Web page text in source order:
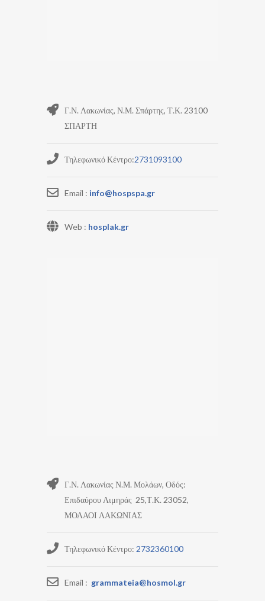
Γ.Ν. Λακωνίας, Ν.Μ. Σπάρτης, Τ.Κ. 23100
ΣΠΑΡΤΗ
Τηλεφωνικό Κέντρο:2731093100
Email : info@hospspa.gr
Web : hosplak.gr
Γ.Ν. Λακωνίας Ν.Μ. Μολάων, Οδός:
Επιδαύρου Λιμηράς 25,Τ.Κ. 23052,
ΜΟΛΑΟΙ ΛΑΚΩΝΙΑΣ
Τηλεφωνικό Κέντρο: 2732360100
Email : grammateia@hosmol.gr